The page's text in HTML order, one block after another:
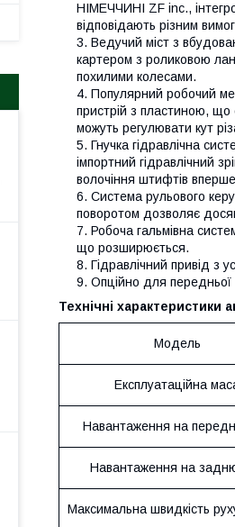
НІМЕЧЧИНІ ZF inc.,
відповідають різним
Ведучий міст з
картером з роликовою
похилими колесами.
Популярний робочий
пристрій з пластиною, що
можуть регулювати кут
Гнучка гідравлічна
імпортний гідравлічний
волочіння штифтів
Система рульового
поворотом дозволяє
Робоча гальмівна
що розширюється.
Гідравлічний привід з
Опційно для
Технічні характеристики
Модель
Експлуатаційна
Навантаження на
Навантаження на задню
Максимальна швидкість